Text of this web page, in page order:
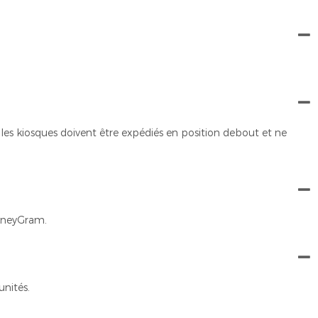
kiosques doivent être expédiés en position debout et ne